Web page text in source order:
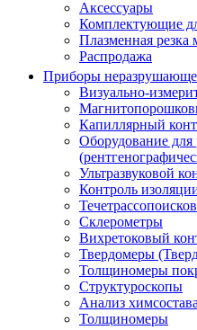
Аксессуары
Комплектующие
Плазменная
Распродажа
Приборы
Визуально-
Капиллярный
Оборудование для
Ультразвуковой
Контроль
Склерометры
Вихретоковый
Твердомеры
Толщиномеры
Структуроскопы
Анализ химсостава
Толщиномеры